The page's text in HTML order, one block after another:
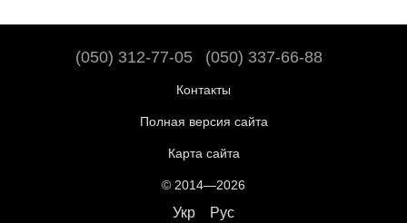
(050) 312-77-05 (050) 337-66-88
Контакты
Полная версия сайта
Карта сайта
© 2014—2026
Укр Рус